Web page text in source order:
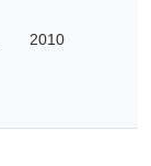
2010